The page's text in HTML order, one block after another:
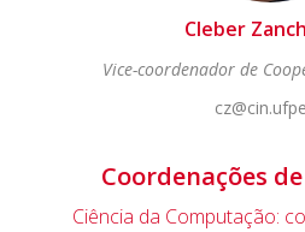
Cleber
Vice-coordenador de
Coordenações
Ciência da Computação: